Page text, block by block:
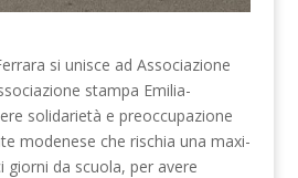
si unisce ad Associazione
stampa Emilia-
solidarietà e preoccupazione
modenese che rischia una maxi-
giorni da scuola, per avere